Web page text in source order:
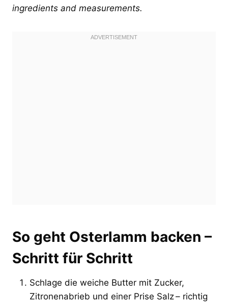
ingredients and measurements.
So geht Osterlamm backen –
Schritt für Schritt
Schlage die weiche Butter mit Zucker,
Zitronenabrieb und einer Prise Salz – richtig